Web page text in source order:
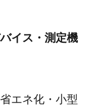
イス・測定機
エネ化・小型